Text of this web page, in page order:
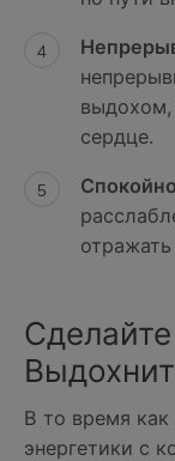
сердце.
В то время
энергетики с